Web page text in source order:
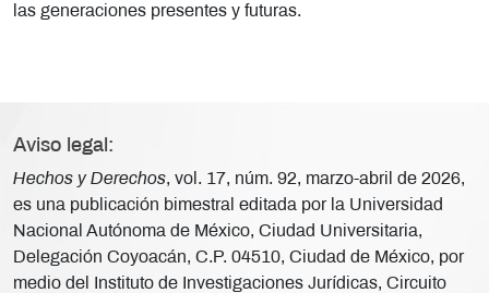
las generaciones presentes y futuras.
Aviso legal:
Hechos y Derechos, vol. 17, núm. 92, marzo-abril de 2026,
es una publicación bimestral editada por la Universidad
Nacional Autónoma de México, Ciudad Universitaria,
Delegación Coyoacán, C.P. 04510, Ciudad de México, por
medio del Instituto de Investigaciones Jurídicas, Circuito